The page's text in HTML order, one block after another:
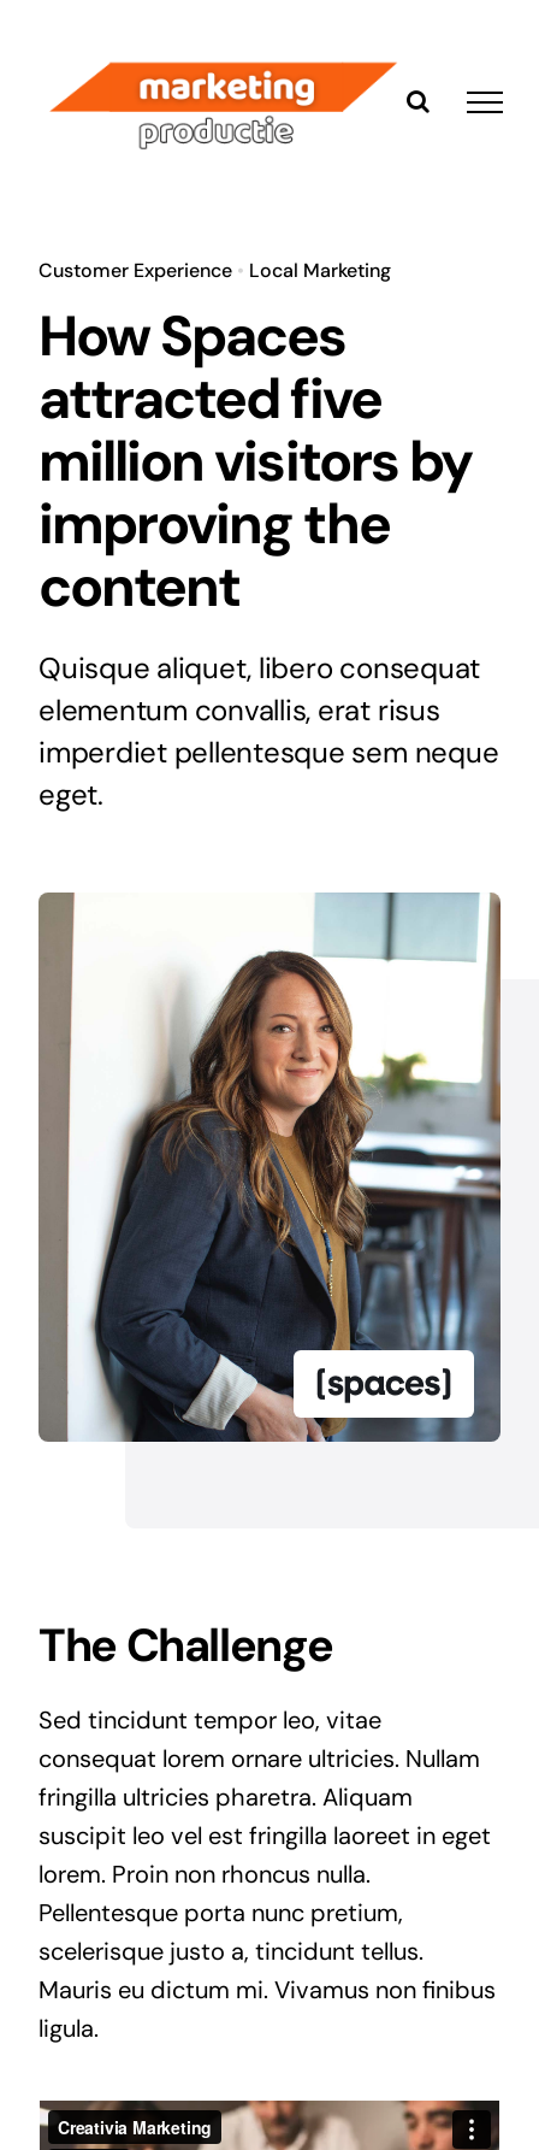
inhoud
Customer Experience• Local Marketing
How Spaces
attracted five
million visitors by
improving the
content
Quisque aliquet, libero consequat
elementum convallis, erat risus
imperdiet pellentesque sem neque
eget.
The Challenge
Sed tincidunt tempor leo, vitae
consequat lorem ornare ultricies. Nullam
fringilla ultricies pharetra. Aliquam
suscipit leo vel est fringilla laoreet in eget
lorem. Proin non rhoncus nulla.
Pellentesque porta nunc pretium,
scelerisque justo a, tincidunt tellus.
Mauris eu dictum mi. Vivamus non finibus
ligula.